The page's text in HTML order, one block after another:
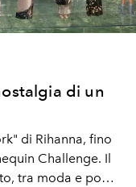
di un
di Rihanna, fino
Challenge. Il
tra moda e pop